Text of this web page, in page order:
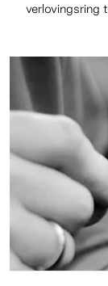
verlovingsring